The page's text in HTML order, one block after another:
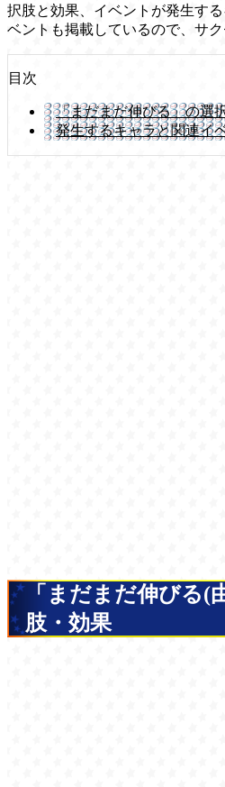
択肢と効果、イベントが発生す
ベントも掲載しているので、サク
目次
「まだまだ伸びる」の選
発生するキャラと関連イ
「まだまだ伸びる(
肢・効果